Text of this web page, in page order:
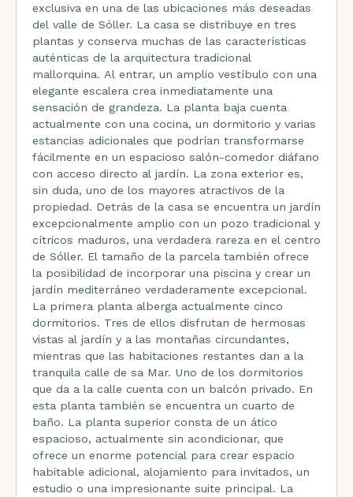
exclusiva en una de las ubicaciones más deseadas
del valle de Sóller. La casa se distribuye en tres
plantas y conserva muchas de las características
auténticas de la arquitectura tradicional
mallorquina. Al entrar, un amplio vestíbulo con una
elegante escalera crea inmediatamente una
sensación de grandeza. La planta baja cuenta
actualmente con una cocina, un dormitorio y varias
estancias adicionales que podrían transformarse
fácilmente en un espacioso salón-comedor diáfano
con acceso directo al jardín. La zona exterior es,
sin duda, uno de los mayores atractivos de la
propiedad. Detrás de la casa se encuentra un jardín
excepcionalmente amplio con un pozo tradicional y
cítricos maduros, una verdadera rareza en el centro
de Sóller. El tamaño de la parcela también ofrece
la posibilidad de incorporar una piscina y crear un
jardín mediterráneo verdaderamente excepcional.
La primera planta alberga actualmente cinco
dormitorios. Tres de ellos disfrutan de hermosas
vistas al jardín y a las montañas circundantes,
mientras que las habitaciones restantes dan a la
tranquila calle de sa Mar. Uno de los dormitorios
que da a la calle cuenta con un balcón privado. En
esta planta también se encuentra un cuarto de
baño. La planta superior consta de un ático
espacioso, actualmente sin acondicionar, que
ofrece un enorme potencial para crear espacio
habitable adicional, alojamiento para invitados, un
estudio o una impresionante suite principal. La